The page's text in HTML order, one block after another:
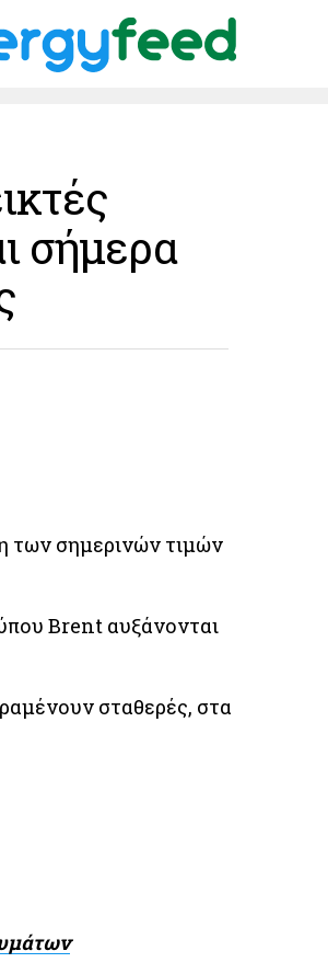
σήμερα
των σημερινών τιμών
Brent αυξάνονται
σταθερές, στα